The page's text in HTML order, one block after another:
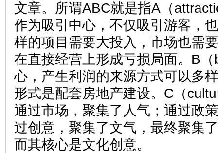
文章。所谓ABC就是指A（
作为吸引中心，不仅吸引游客，
样的项目需要大投入，市场也需
在直接经营上形成亏损局面。B
心，产生利润的来源方式可以多
形式是配套房地产建设。C（
通过市场，聚集了人气；通过政
过创意，聚集了文气，最终聚集
而其核心是文化创意。